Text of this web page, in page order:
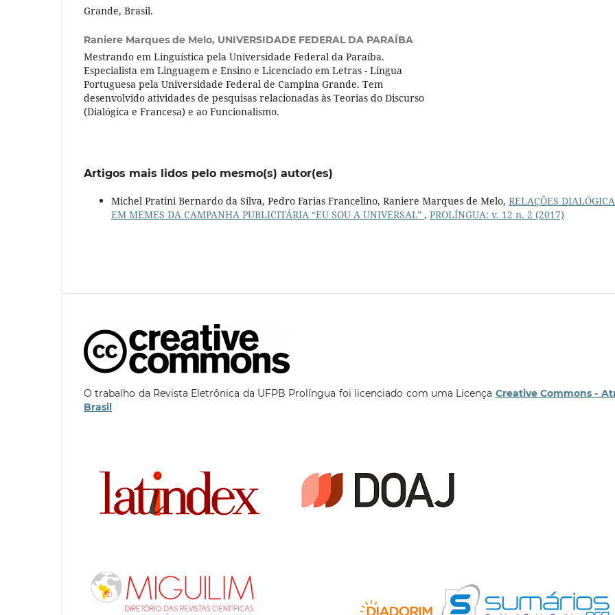
Grande, Brasil.
Raniere Marques de Melo, UNIVERSIDADE FEDERAL DA PARAÍBA
Mestrando em Linguística pela Universidade Federal da Paraíba.
Especialista em Linguagem e Ensino e Licenciado em Letras - Língua
Portuguesa pela Universidade Federal de Campina Grande. Tem
desenvolvido atividades de pesquisas relacionadas às Teorias do Discurso
(Dialógica e Francesa) e ao Funcionalismo.
Artigos mais lidos pelo mesmo(s) autor(es)
Michel Pratini Bernardo da Silva, Pedro Farias Francelino, Raniere Marques de Melo, RELAÇÕES
EM MEMES DA CAMPANHA PUBLICITÁRIA “EU SOU A UNIVERSAL” , PROLÍNGUA: v. 12 n. 2 (2017)
O trabalho da Revista Eletrônica da UFPB Prolíngua foi licenciado com uma Licença Creative Commons -
Brasil